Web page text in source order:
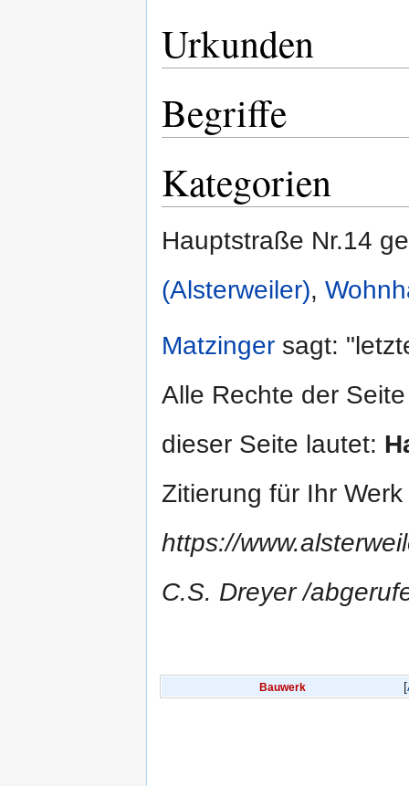
Urkunden
Begriffe
Kategorien
Hauptstraße Nr.14
(Alsterweiler),
Matzinger sagt:
Alle Rechte der
dieser Seite lautet:
Zitierung für Ihr
https://
C.S. Dreyer /
Bauwerk